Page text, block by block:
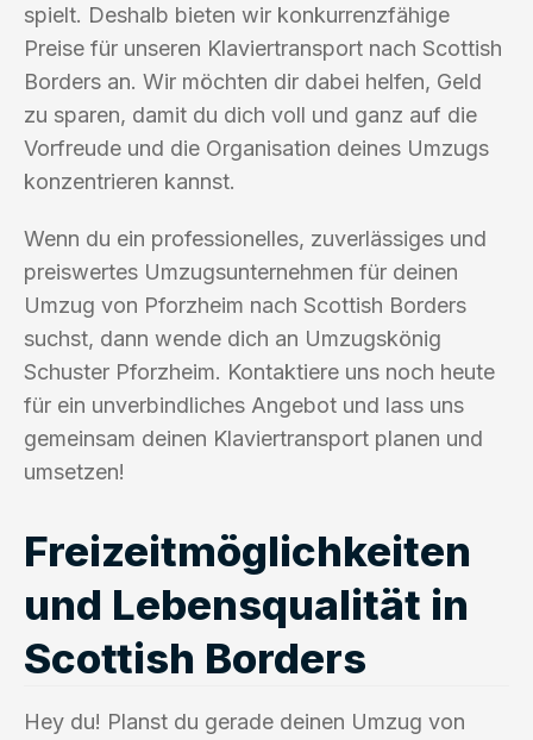
spielt. Deshalb bieten wir konkurrenzfähige
Preise für unseren Klaviertransport nach Scottish
Borders an. Wir möchten dir dabei helfen, Geld
zu sparen, damit du dich voll und ganz auf die
Vorfreude und die Organisation deines Umzugs
konzentrieren kannst.
Wenn du ein professionelles, zuverlässiges und
preiswertes Umzugsunternehmen für deinen
Umzug von Pforzheim nach Scottish Borders
suchst, dann wende dich an Umzugskönig
Schuster Pforzheim. Kontaktiere uns noch heute
für ein unverbindliches Angebot und lass uns
gemeinsam deinen Klaviertransport planen und
umsetzen!
Freizeitmöglichkeiten
und Lebensqualität in
Scottish Borders
Hey du! Planst du gerade deinen Umzug von